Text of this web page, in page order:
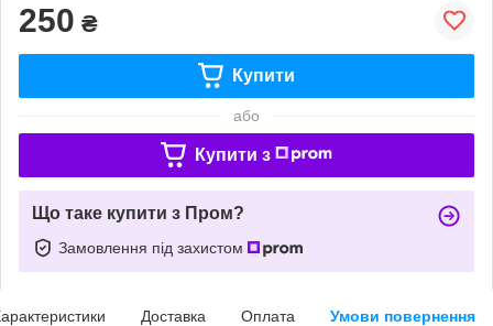
250 ₴
Купити
або
Купити з
Що таке купити з Пром?
Замовлення під захистом
Доставка Оплата Умови повернення